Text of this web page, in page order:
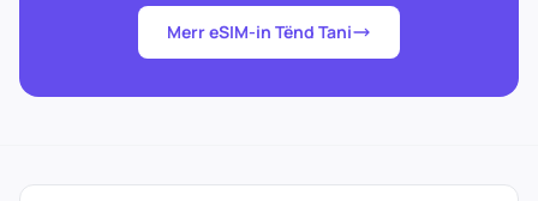
Merr eSIM-in Tënd Tani